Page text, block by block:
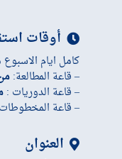
أوقات
كامل ايام
– قاعة المطالعة:من
– قاعة الدوريات :
– قاعة
العنوان